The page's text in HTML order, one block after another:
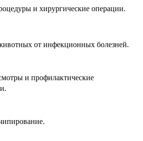
и хирургические операции.
от инфекционных болезней.
и профилактические